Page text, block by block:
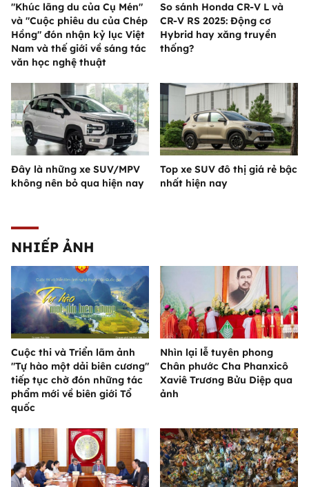
"Khúc lãng du của Cụ Mén"
và "Cuộc phiêu du của Chép
Hồng" đón nhận kỷ lục Việt
Nam và thế giới về sáng tác
văn học nghệ thuật
So sánh Honda CR-V L và
CR-V RS 2025: Động cơ
Hybrid hay xăng truyền
thống?
Đây là những xe SUV/MPV
không nên bỏ qua hiện nay
Top xe SUV đô thị giá rẻ bậc
nhất hiện nay
NHIẾP ẢNH
Cuộc thi và Triển lãm ảnh
"Tự hào một dải biên cương"
tiếp tục chờ đón những tác
phẩm mới về biên giới Tổ
quốc
Nhìn lại lễ tuyên phong
Chân phước Cha Phanxicô
Xaviê Trương Bửu Diệp qua
ảnh